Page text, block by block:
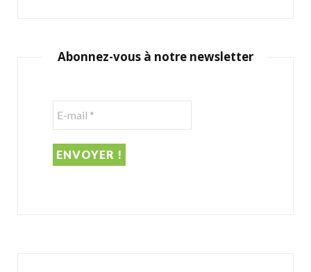
Abonnez-vous à notre newsletter